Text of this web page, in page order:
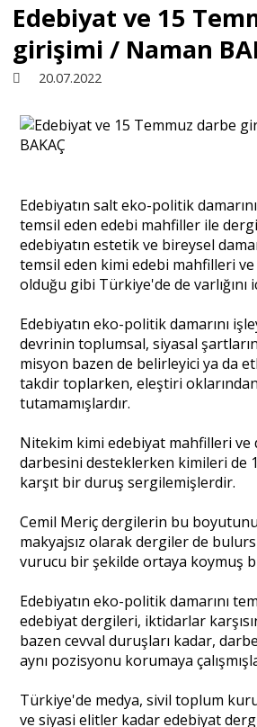
Ekonomi
Dünya
Yorum - Analiz
Söyleşi
Yazı Dizisi
Yazarlar
Eğitim
Dosya Haber
Edebiyat ve 15
girişimi / Naman
20.07.2022
Edebiyatın salt eko-politik
temsil eden edebi mahfiller ile
edebiyatın estetik ve bireysel
temsil eden kimi edebi mahfilleri
olduğu gibi Türkiye'de de varlığını
Edebiyatın eko-politik damarını
devrinin toplumsal, siyasal
misyon bazen de belirleyici ya da
takdir toplarken, eleştiri
tutamamışlardır.
Nitekim kimi edebiyat mahfilleri ve
darbesini desteklerken kimileri de
karşıt bir duruş sergilemişlerdir.
Cemil Meriç dergilerin bu
makyajsız olarak dergiler de
vurucu bir şekilde ortaya koymuş
Edebiyatın eko-politik damarını
edebiyat dergileri, iktidarlar
bazen cevval duruşları kadar,
aynı pozisyonu korumaya
Türkiye'de medya, sivil toplum
ve siyasi elitler kadar edebiyat